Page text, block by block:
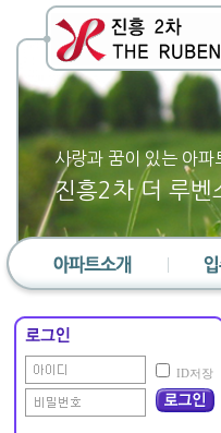
사랑과 꿈이 있는 아파
진흥2차 더 루벤
단지소개
단지배치도
단지평형도
통합
자유
유머 /
갤러리
ID저장